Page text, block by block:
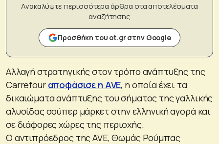
Ανακαλύψτε περισσότερα άρθρα στα αποτελέσματα
αναζήτησης
Προσθήκη του ot.gr στην Google
Αλλαγή στρατηγικής στον τρόπο ανάπτυξης της
Carrefour αποφάσισε η AVE, η οποία έχει τα
δικαιώματα ανάπτυξης του σήματος της γαλλικής
αλυσίδας σούπερ μάρκετ στην ελληνική αγορά και
σε διάφορες χώρες της περιοχής.
Ο αντιπρόεδρος της AVE, Θωμάς Ρούμπας